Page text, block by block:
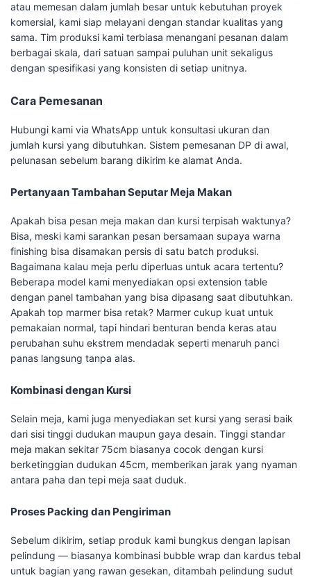
atau memesan dalam jumlah besar untuk kebutuhan proyek
komersial, kami siap melayani dengan standar kualitas yang
sama. Tim produksi kami terbiasa menangani pesanan dalam
berbagai skala, dari satuan sampai puluhan unit sekaligus
dengan spesifikasi yang konsisten di setiap unitnya.
Cara Pemesanan
Hubungi kami via WhatsApp untuk konsultasi ukuran dan
jumlah kursi yang dibutuhkan. Sistem pemesanan DP di awal,
pelunasan sebelum barang dikirim ke alamat Anda.
Pertanyaan Tambahan Seputar Meja Makan
Apakah bisa pesan meja makan dan kursi terpisah waktunya?
Bisa, meski kami sarankan pesan bersamaan supaya warna
finishing bisa disamakan persis di satu batch produksi.
Bagaimana kalau meja perlu diperluas untuk acara tertentu?
Beberapa model kami menyediakan opsi extension table
dengan panel tambahan yang bisa dipasang saat dibutuhkan.
Apakah top marmer bisa retak? Marmer cukup kuat untuk
pemakaian normal, tapi hindari benturan benda keras atau
perubahan suhu ekstrem mendadak seperti menaruh panci
panas langsung tanpa alas.
Kombinasi dengan Kursi
Selain meja, kami juga menyediakan set kursi yang serasi baik
dari sisi tinggi dudukan maupun gaya desain. Tinggi standar
meja makan sekitar 75cm biasanya cocok dengan kursi
berketinggian dudukan 45cm, memberikan jarak yang nyaman
antara paha dan tepi meja saat duduk.
Proses Packing dan Pengiriman
Sebelum dikirim, setiap produk kami bungkus dengan lapisan
pelindung — biasanya kombinasi bubble wrap dan kardus tebal
untuk bagian yang rawan gesekan, ditambah pelindung sudut